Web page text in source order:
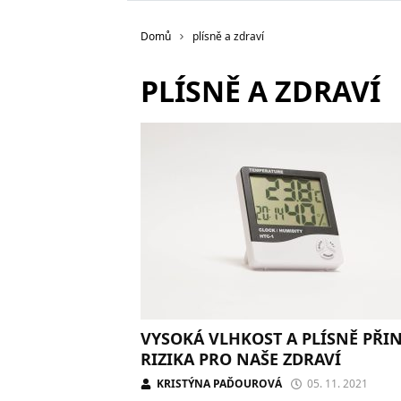
Domů plísně a zdraví
PLÍSNĚ A ZDRAVÍ
VYSOKÁ VLHKOST A PLÍSNĚ
RIZIKA PRO NAŠE ZDRAVÍ
KRISTÝNA PAĎOUROVÁ 05. 11. 2021